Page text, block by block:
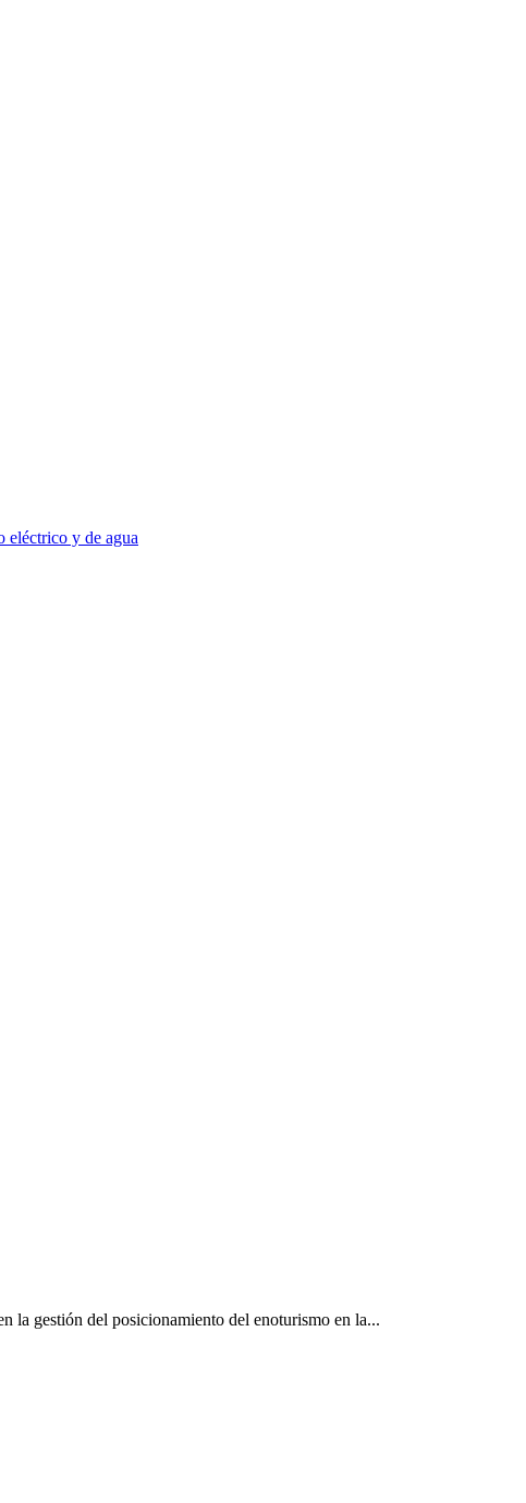
eléctrico y de agua
la gestión del posicionamiento del enoturismo en la...